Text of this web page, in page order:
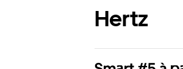
Hertz